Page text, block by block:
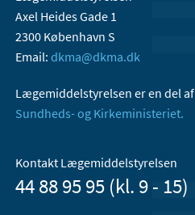
Axel Heides Gade 1
2300 København S
Email: dkma@dkma.dk
Lægemiddelstyrelsen er en del af
Sundheds- og Kirkeministeriet.
Kontakt Lægemiddelstyrelsen
44 88 95 95 (kl. 9 - 15)